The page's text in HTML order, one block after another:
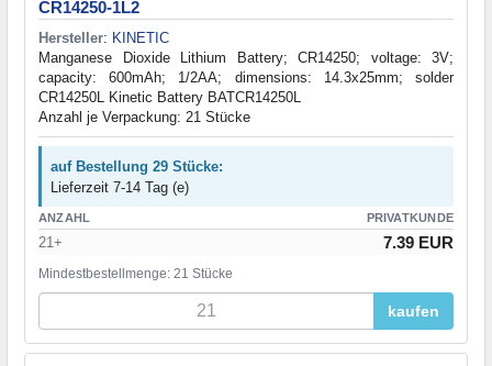
CR14250-1L2
Hersteller: KINETIC
Manganese Dioxide Lithium Battery; CR14250; voltage: 3V;
capacity: 600mAh; 1/2AA; dimensions: 14.3x25mm; solder
CR14250L Kinetic Battery BATCR14250L
Anzahl je Verpackung: 21 Stücke
auf Bestellung 29 Stücke:
Lieferzeit 7-14 Tag (e)
ANZAHL PRIVATKUNDE
21+ 7.39 EUR
Mindestbestellmenge: 21 Stücke
kaufen